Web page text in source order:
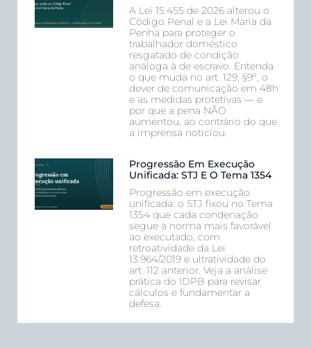
A Lei 15.455 de 2026 alterou o
Código Penal e a Lei Maria da
Penha para proteger o
trabalhador doméstico
resgatado de condição
análoga à de escravo. Entenda
o que muda no art. 129, §9º, o
dever de comunicação em 48h
e as medidas protetivas — e
por que a pena NÃO
aumentou, ao contrário do que
a imprensa noticiou.
Progressão Em Execução
Unificada: STJ E O Tema 1354
Progressão em execução
unificada: o STJ fixou no Tema
1354 que cada condenação
segue a norma mais favorável
ao executado, com
retroatividade da Lei
13.964/2019 e ultratividade do
art. 112 anterior. Veja a análise
prática do IDPB para revisar
cálculos e fundamentar a
defesa.